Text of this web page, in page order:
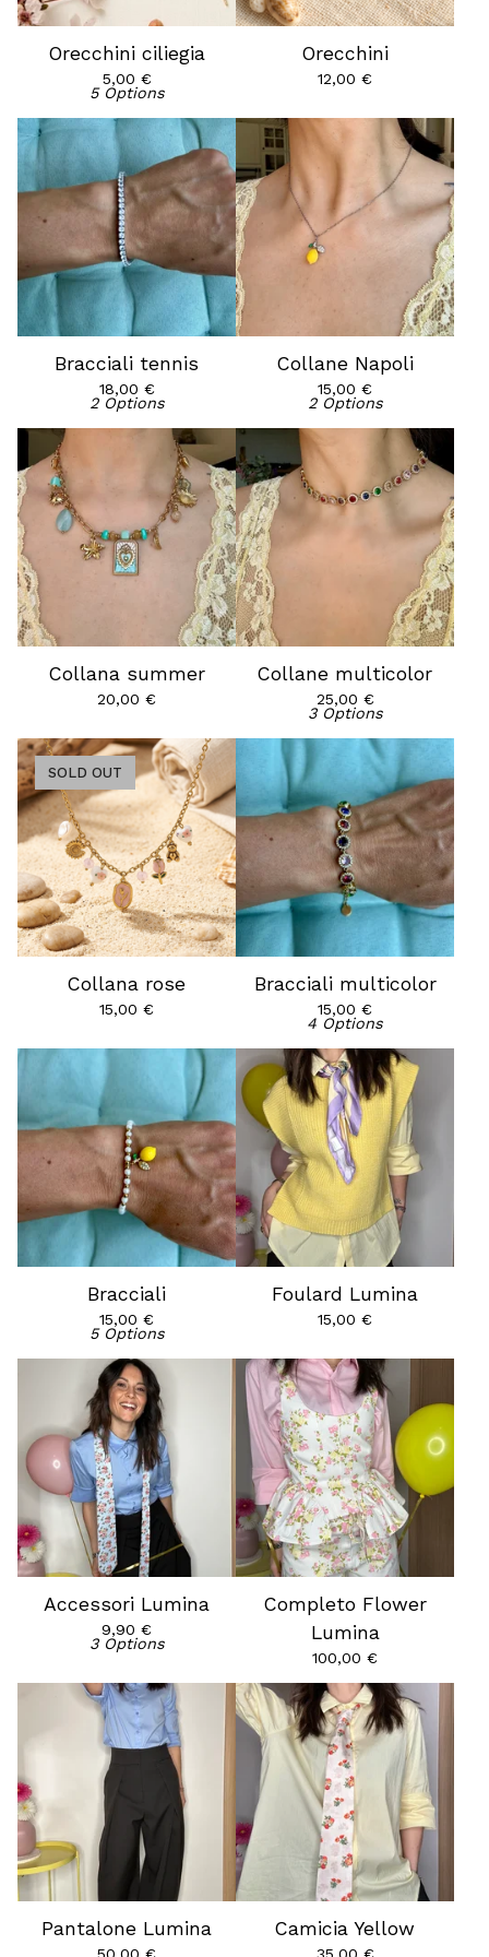
Orecchini ciliegia
5,00 €
5 Options
Orecchini
12,00 €
Bracciali tennis
18,00 €
2 Options
Collane Napoli
15,00 €
2 Options
Collana summer
20,00 €
Collane multicolor
25,00 €
3 Options
Collana rose
15,00 €
SOLD OUT
Bracciali multicolor
15,00 €
4 Options
Bracciali
15,00 €
5 Options
Foulard Lumina
15,00 €
Accessori Lumina
9,90 €
3 Options
Completo Flower
Lumina
100,00 €
Pantalone Lumina Camicia Yellow